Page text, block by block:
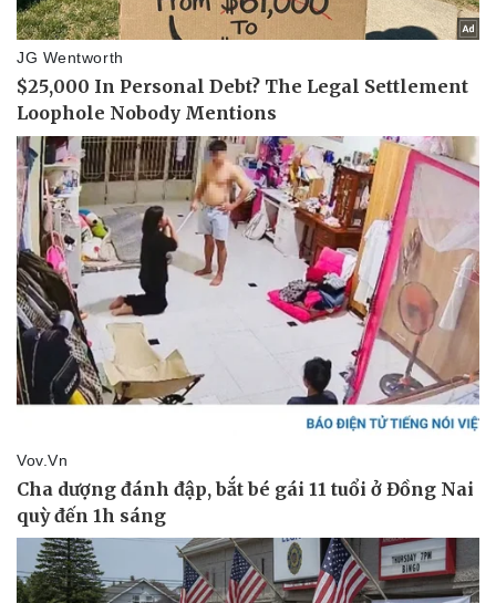
Doanh nghiệp
Thông tin doanh nghiệp
Doanh nghiệp 24h
Doanh nhân
Vì cộng đồng
Sành điệu
Tin Công nghệ
Trải nghiệm
Chuyển đổi số